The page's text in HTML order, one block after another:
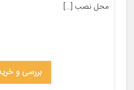
محل نصب […]
بررسی و